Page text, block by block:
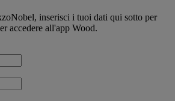
inserisci i tuoi dati qui sotto per
accedere all'app Wood.